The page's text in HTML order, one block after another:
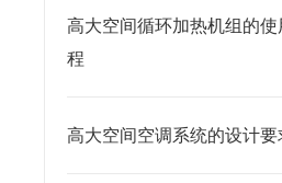
高大空间循环加热机组的使
程
高大空间空调系统的设计要